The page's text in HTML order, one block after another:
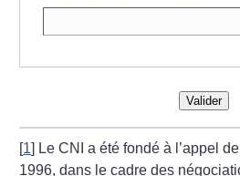
Valider
[1] Le CNI a été fondé à l’appel
1996, dans le cadre des